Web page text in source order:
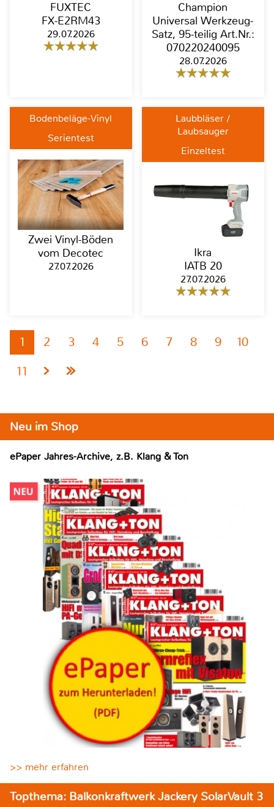
FUXTEC
FX-E2RM43
29.07.2026
Champion
Universal Werkzeug-
Satz, 95-teilig Art.Nr.:
070220240095
28.07.2026
Bodenbeläge-Vinyl
Serientest
Zwei Vinyl-Böden
vom Decotec
27.07.2026
Laubbläser /
Laubsauger
Einzeltest
Ikra
IATB 20
27.07.2026
1 2 3 4 5 6 7 8 9
10
11
Neu im Shop
ePaper Jahres-Archive, z.B. Klang & Ton
>> mehr erfahren
Topthema: Balkonkraftwerk Jackery SolarVault 3